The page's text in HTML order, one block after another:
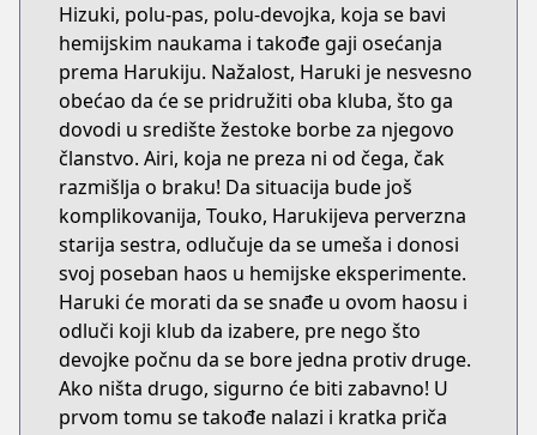
Hizuki, polu-pas, polu-devojka, koja se bavi
hemijskim naukama i takođe gaji osećanja
prema Harukiju. Nažalost, Haruki je nesvesno
obećao da će se pridružiti oba kluba, što ga
dovodi u središte žestoke borbe za njegovo
članstvo. Airi, koja ne preza ni od čega, čak
razmišlja o braku! Da situacija bude još
komplikovanija, Touko, Harukijeva perverzna
starija sestra, odlučuje da se umeša i donosi
svoj poseban haos u hemijske eksperimente.
Haruki će morati da se snađe u ovom haosu i
odluči koji klub da izabere, pre nego što
devojke počnu da se bore jedna protiv druge.
Ako ništa drugo, sigurno će biti zabavno! U
prvom tomu se takođe nalazi i kratka priča